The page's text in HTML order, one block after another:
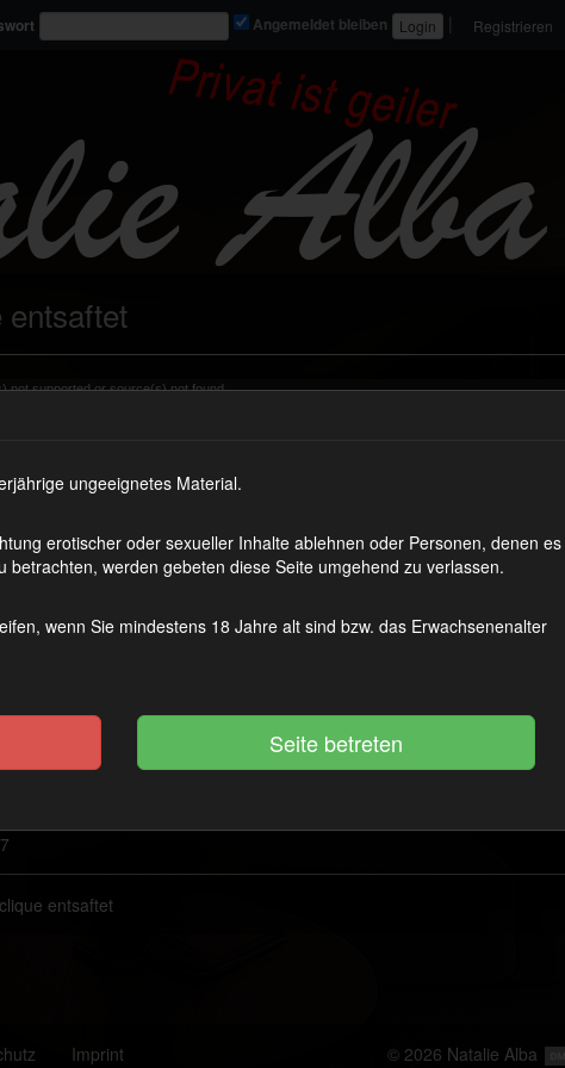
Angemeldet bleiben Registrieren
entsaftet
not supported or source(s) not found
entsaftet
Imprint © 2026 Natalie Alba
ungeeignetes Material.
erotischer oder sexueller Inhalte ablehnen oder Personen, denen es
werden gebeten diese Seite umgehend zu verlassen.
wenn Sie mindestens 18 Jahre alt sind bzw. das Erwachsenenalter